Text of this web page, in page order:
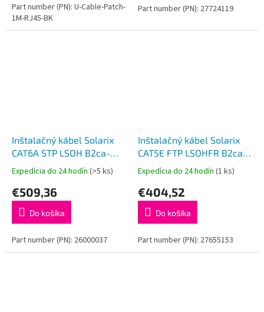
Part number (PN): U-Cable-Patch-
1M-RJ45-BK
Part number (PN): 27724119
Inštalačný kábel Solarix
CAT6A STP LSOH B2ca-
s1,d1,a1 500m/cievka
SXKD-6A-STP-LSOH-B2ca
Expedícia do 24 hodín (>5 ks)
€509,36
Do košíka
Part number (PN): 26000037
Inštalačný kábel Solarix
CAT5E FTP LSOHFR B2ca-
s1,d1,a1 500m/cievka
SXKD-5E-FTP-LSOHFR-
B2ca
Expedícia do 24 hodín (1 ks)
€404,52
Do košíka
Part number (PN): 27655153